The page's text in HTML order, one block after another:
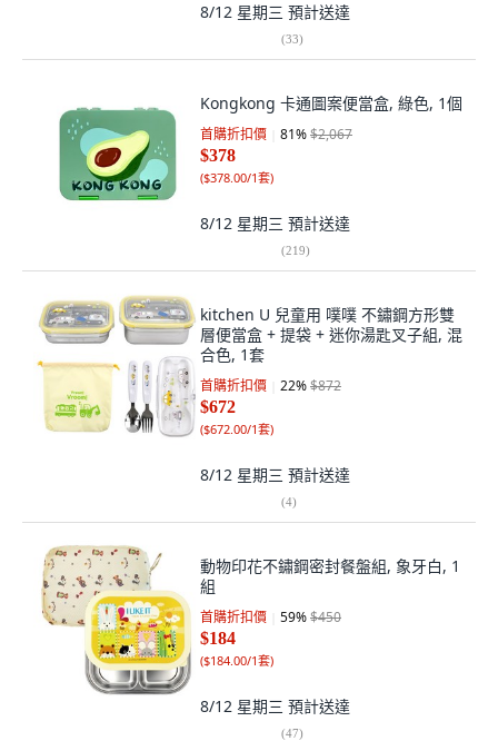
8/12 星期三 預計送達
(33)
Kongkong 卡通圖案便當盒, 綠色, 1個
首購折扣價 81%$2,067
$378
($378.00/1套)
8/12 星期三 預計送達
(219)
kitchen U 兒童用 噗噗 不鏽鋼方形雙
層便當盒 + 提袋 + 迷你湯匙叉子組, 混
合色, 1套
首購折扣價 22%$872
$672
($672.00/1套)
8/12 星期三 預計送達
(4)
動物印花不鏽鋼密封餐盤組, 象牙白, 1
組
首購折扣價 59%$450
$184
($184.00/1套)
8/12 星期三 預計送達
(47)